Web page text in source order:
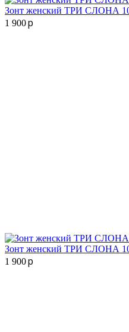
Зонт женский ТРИ СЛОНА
1 900p
Зонт женский ТРИ СЛОНА
1 900p